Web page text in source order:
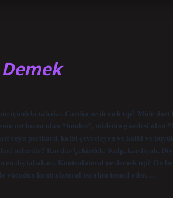
içindeki tabaka. Cardia ne demek tıp? Mide dört
üst kısmı olan “fundus”, midenin gövdesi
veya perikard, kalbi çevreleyen ve kalbi ve
nelerdir? Kardia/Çekirdek: Kalp, kardiyak.
dış tabakası. Kontralateral ne demek tıp? Ön
vücudun kontralateral tarafını temsil eden…